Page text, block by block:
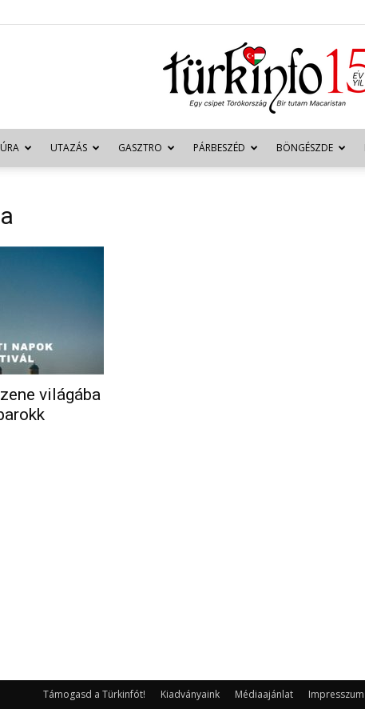
Türkinfo
UTAZÁS GASZTRO PÁRBESZÉD BÖNGÉSZDE
világába
Támogasd a Türkinfót! Kiadványaink Médiaajánlat Impresszum